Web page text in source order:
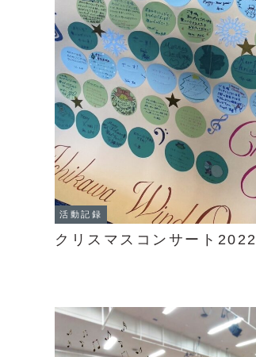
活動記録
クリスマスコンサート2022